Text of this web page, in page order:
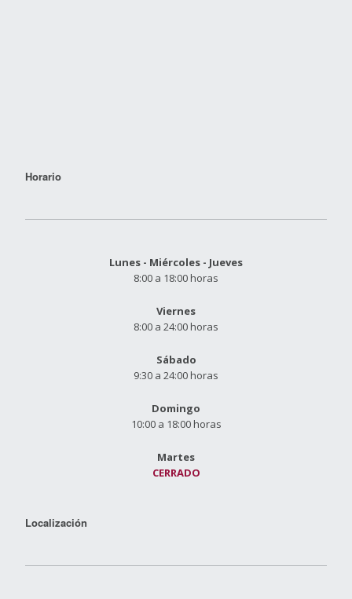
Horario
Lunes - Miércoles - Jueves
8:00 a 18:00 horas
Viernes
8:00 a 24:00 horas
Sábado
9:30 a 24:00 horas
Domingo
10:00 a 18:00 horas
Martes
CERRADO
Localización